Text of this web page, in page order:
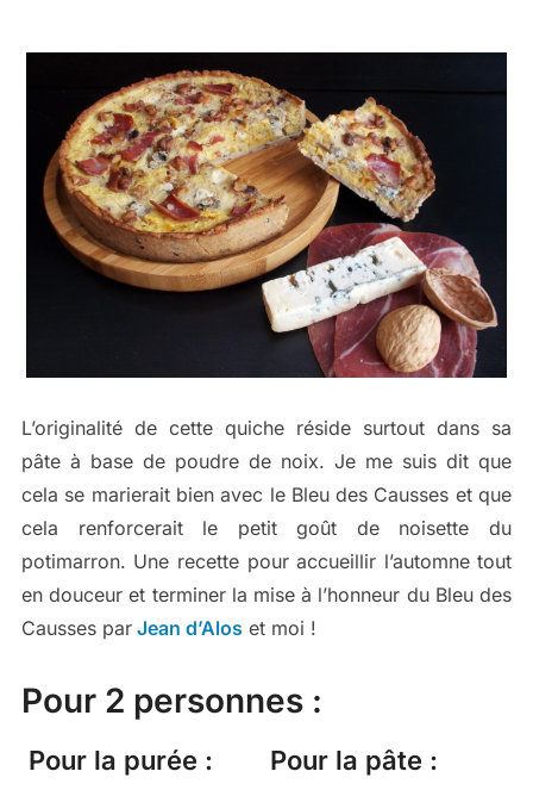
L’originalité de cette quiche réside surtout dans sa
pâte à base de poudre de noix. Je me suis dit que
cela se marierait bien avec le Bleu des Causses et que
cela renforcerait le petit goût de noisette du
potimarron. Une recette pour accueillir l’automne tout
en douceur et terminer la mise à l’honneur du Bleu des
Causses parJean d’Alos et moi !
Pour 2 personnes :
Pour la purée : Pour la pâte :